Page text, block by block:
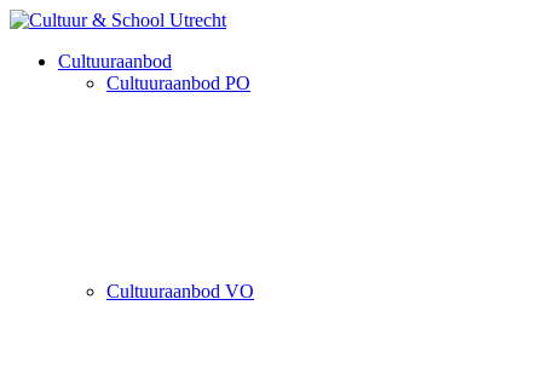
Cultuuraanbod
Cultuuraanbod PO
Cultuuraanbod VO